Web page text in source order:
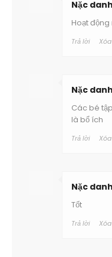
Nặc danh
Hoạt
Trả lời Xóa
Nặc danh
Các bé
là bổ ích
Trả lời Xóa
Nặc danh
Tốt
Trả lời Xóa